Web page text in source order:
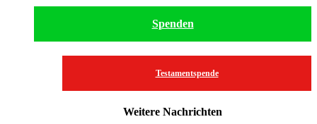
Spenden
Testamentspende
Weitere Nachrichten